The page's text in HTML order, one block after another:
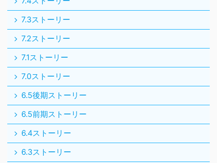
7.3ストーリー
7.2ストーリー
7.1ストーリー
7.0ストーリー
6.5後期ストーリー
6.5前期ストーリー
6.4ストーリー
6.3ストーリー